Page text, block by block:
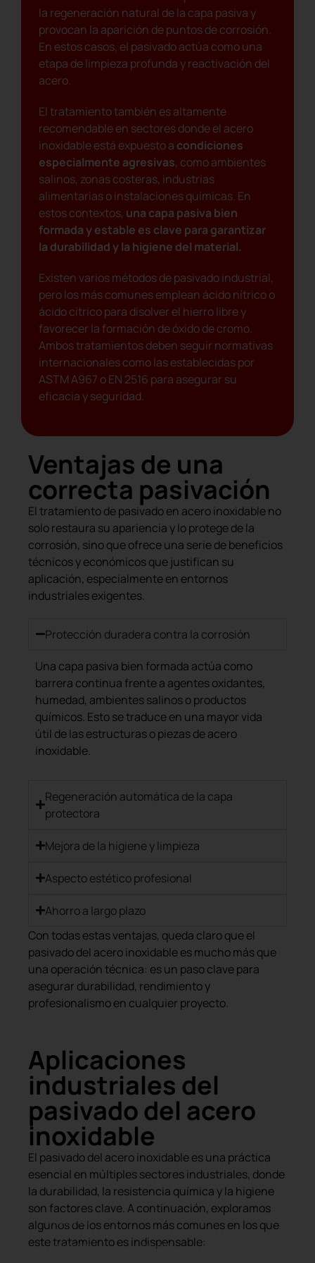
la regeneración natural de la capa pasiva y
provocan la aparición de puntos de corrosión.
En estos casos, el pasivado actúa como una
etapa de limpieza profunda y reactivación del
acero.
El tratamiento también es altamente
recomendable en sectores donde el acero
inoxidable está expuesto a condiciones
especialmente agresivas, como ambientes
salinos, zonas costeras, industrias
alimentarias o instalaciones químicas. En
estos contextos, una capa pasiva bien
formada y estable es clave para garantizar
la durabilidad y la higiene del material.
Existen varios métodos de pasivado industrial,
pero los más comunes emplean ácido nítrico o
ácido cítrico para disolver el hierro libre y
favorecer la formación de óxido de cromo.
Ambos tratamientos deben seguir normativas
internacionales como las establecidas por
ASTM A967 o EN 2516 para asegurar su
eficacia y seguridad.
Ventajas de una
correcta pasivación
El tratamiento de pasivado en acero inoxidable no
solo restaura su apariencia y lo protege de la
corrosión, sino que ofrece una serie de beneficios
técnicos y económicos que justifican su
aplicación, especialmente en entornos
industriales exigentes.
Protección duradera contra la corrosión
Una capa pasiva bien formada actúa como
barrera continua frente a agentes oxidantes,
humedad, ambientes salinos o productos
químicos. Esto se traduce en una mayor vida
útil de las estructuras o piezas de acero
inoxidable.
Regeneración automática de la capa
protectora
Mejora de la higiene y limpieza
Aspecto estético profesional
Ahorro a largo plazo
Con todas estas ventajas, queda claro que el
pasivado del acero inoxidable es mucho más que
una operación técnica: es un paso clave para
asegurar durabilidad, rendimiento y
profesionalismo en cualquier proyecto.
Aplicaciones
industriales del
pasivado del acero
inoxidable
El pasivado del acero inoxidable es una práctica
esencial en múltiples sectores industriales, donde
la durabilidad, la resistencia química y la higiene
son factores clave. A continuación, exploramos
algunos de los entornos más comunes en los que
este tratamiento es indispensable:
europea de
alimentario.
críticas.